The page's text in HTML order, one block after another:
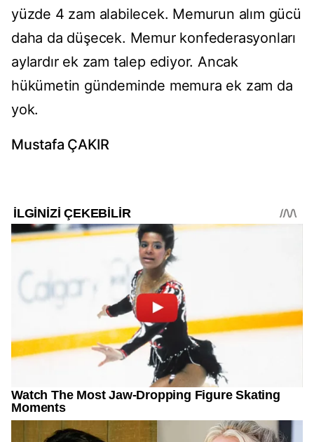
yüzde 4 zam alabilecek. Memurun alım gücü
daha da düşecek. Memur konfederasyonları
aylardır ek zam talep ediyor. Ancak
hükümetin gündeminde memura ek zam da
yok.
Mustafa ÇAKIR